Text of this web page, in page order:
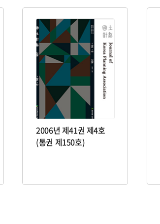
2006년 제41권 제4호
(통권 제150호)